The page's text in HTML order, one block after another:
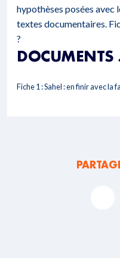
hypothèses posées avec
textes documentaires.
?
DOCUMENTS
Fiche 1 : Sahel : en finir avec la